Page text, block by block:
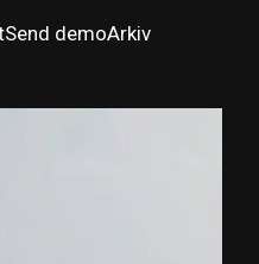
Send demoArkiv